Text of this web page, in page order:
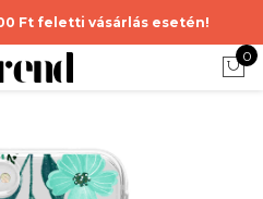
Ft feletti vásárlás esetén!
0